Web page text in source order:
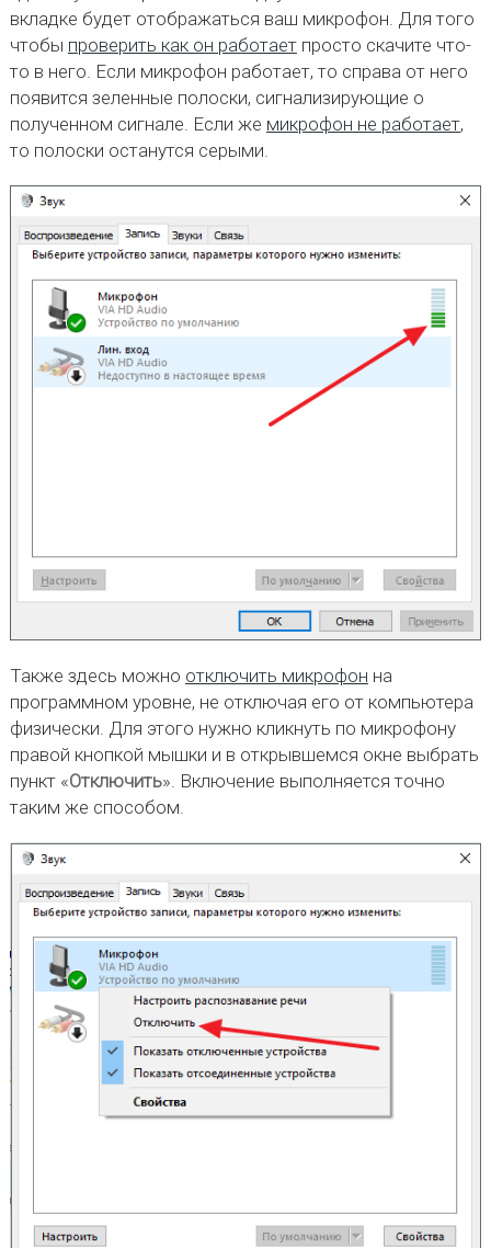
вкладке будет отображаться ваш микрофон. Для того
чтобы проверить как он работаетпросто скачите что-
то в него. Если микрофон работает, то справа от него
появится зеленные полоски, сигнализирующие о
полученном сигнале. Если же микрофон не работает,
то полоски останутся серыми.
Также здесь можно отключить микрофон на
программном уровне, не отключая его от компьютера
физически. Для этого нужно кликнуть по микрофону
правой кнопкой мышки и в открывшемся окне выбрать
пункт «Отключить». Включение выполняется точно
таким же способом.